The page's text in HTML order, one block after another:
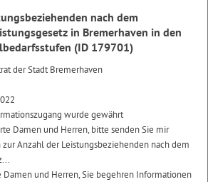
nach dem
in Bremerhaven in den
(ID 179701)
der Stadt Bremerhaven
wurde gewährt
Damen und Herren, bitte senden Sie mir
Anzahl der Leistungsbeziehenden nach dem
Damen und Herren, Sie begehren Informationen